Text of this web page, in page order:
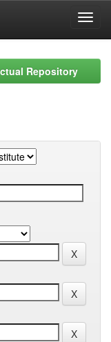
Repository